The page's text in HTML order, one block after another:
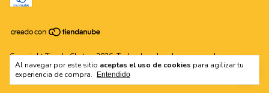
Al navegar por este sitio aceptas el uso de cookies para agilizar tu
experiencia de compra.
Entendido
Copyright Tienda Chata - 2026. Todos los derechos reservados.